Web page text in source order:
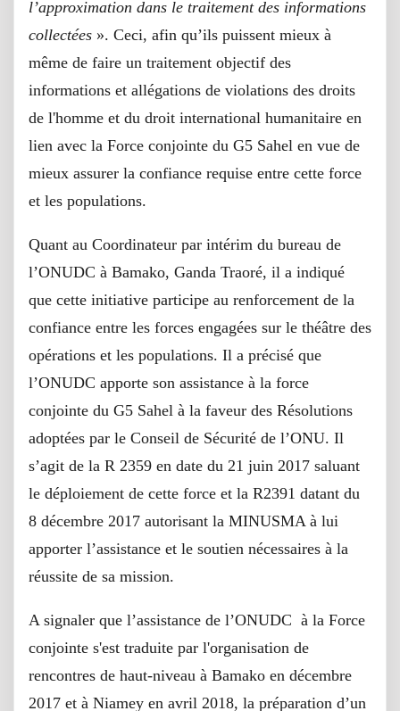
l’approximation dans le traitement des informations
collectées ». Ceci, afin qu’ils puissent mieux à
même de faire un traitement objectif des
informations et allégations de violations des droits
de l'homme et du droit international humanitaire en
lien avec la Force conjointe du G5 Sahel en vue de
mieux assurer la confiance requise entre cette force
et les populations.
Quant au Coordinateur par intérim du bureau de
l’ONUDC à Bamako, Ganda Traoré, il a indiqué
que cette initiative participe au renforcement de la
confiance entre les forces engagées sur le théâtre des
opérations et les populations. Il a précisé que
l’ONUDC apporte son assistance à la force
conjointe du G5 Sahel à la faveur des Résolutions
adoptées par le Conseil de Sécurité de l’ONU. Il
s’agit de la R 2359 en date du 21 juin 2017 saluant
le déploiement de cette force et la R2391 datant du
8 décembre 2017 autorisant la MINUSMA à lui
apporter l’assistance et le soutien nécessaires à la
réussite de sa mission.
A signaler que l’assistance de l’ONUDC à la Force
conjointe s'est traduite par l'organisation de
rencontres de haut-niveau à Bamako en décembre
2017 et à Niamey en avril 2018, la préparation d’un